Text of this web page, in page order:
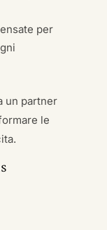
per
un partner
le